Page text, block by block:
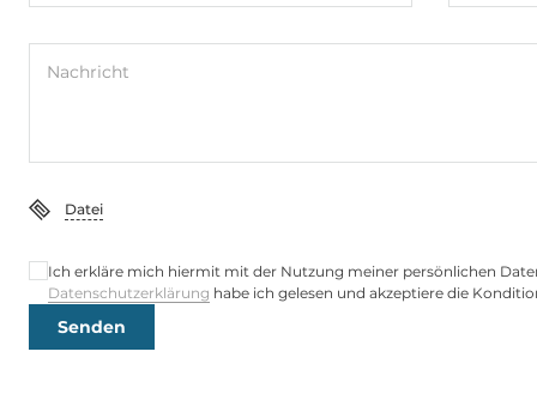
Vibration und Schock IEC 60068-
Bruttogewicht 0.7 kg
Nettogewicht
Nachricht
Datei
Ich erkläre mich hiermit mit der Nutzung meiner persönlichen
Datenschutzerklärung habe ich gelesen und akzeptiere die
Senden